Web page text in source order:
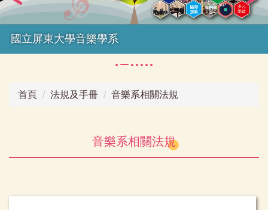
國立屏東大學音樂學系
首頁 法規及手冊 音樂系相關法規
音樂系相關法規